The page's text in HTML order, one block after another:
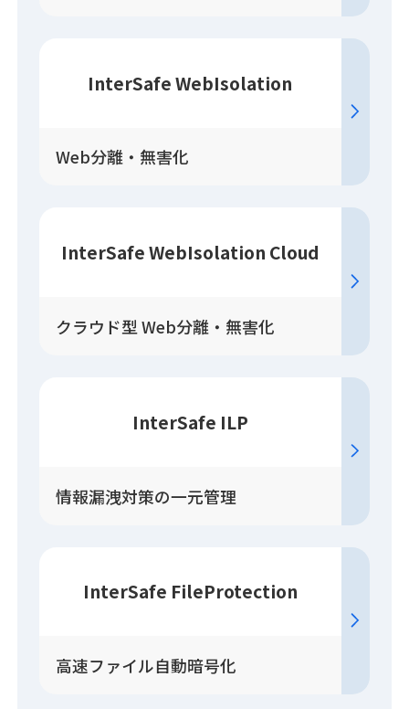
InterSafe WebIsolation
Web分離・無害化
InterSafe WebIsolation Cloud
クラウド型 Web分離・無害化
InterSafe ILP
情報漏洩対策の一元管理
InterSafe FileProtection
高速ファイル自動暗号化